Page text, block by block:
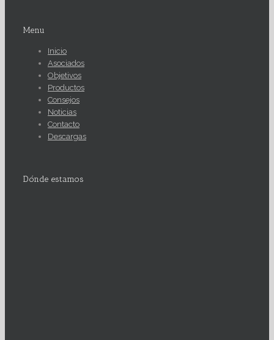
Menu
Inicio
Asociados
Objetivos
Productos
Consejos
Noticias
Contacto
Descargas
Dónde estamos